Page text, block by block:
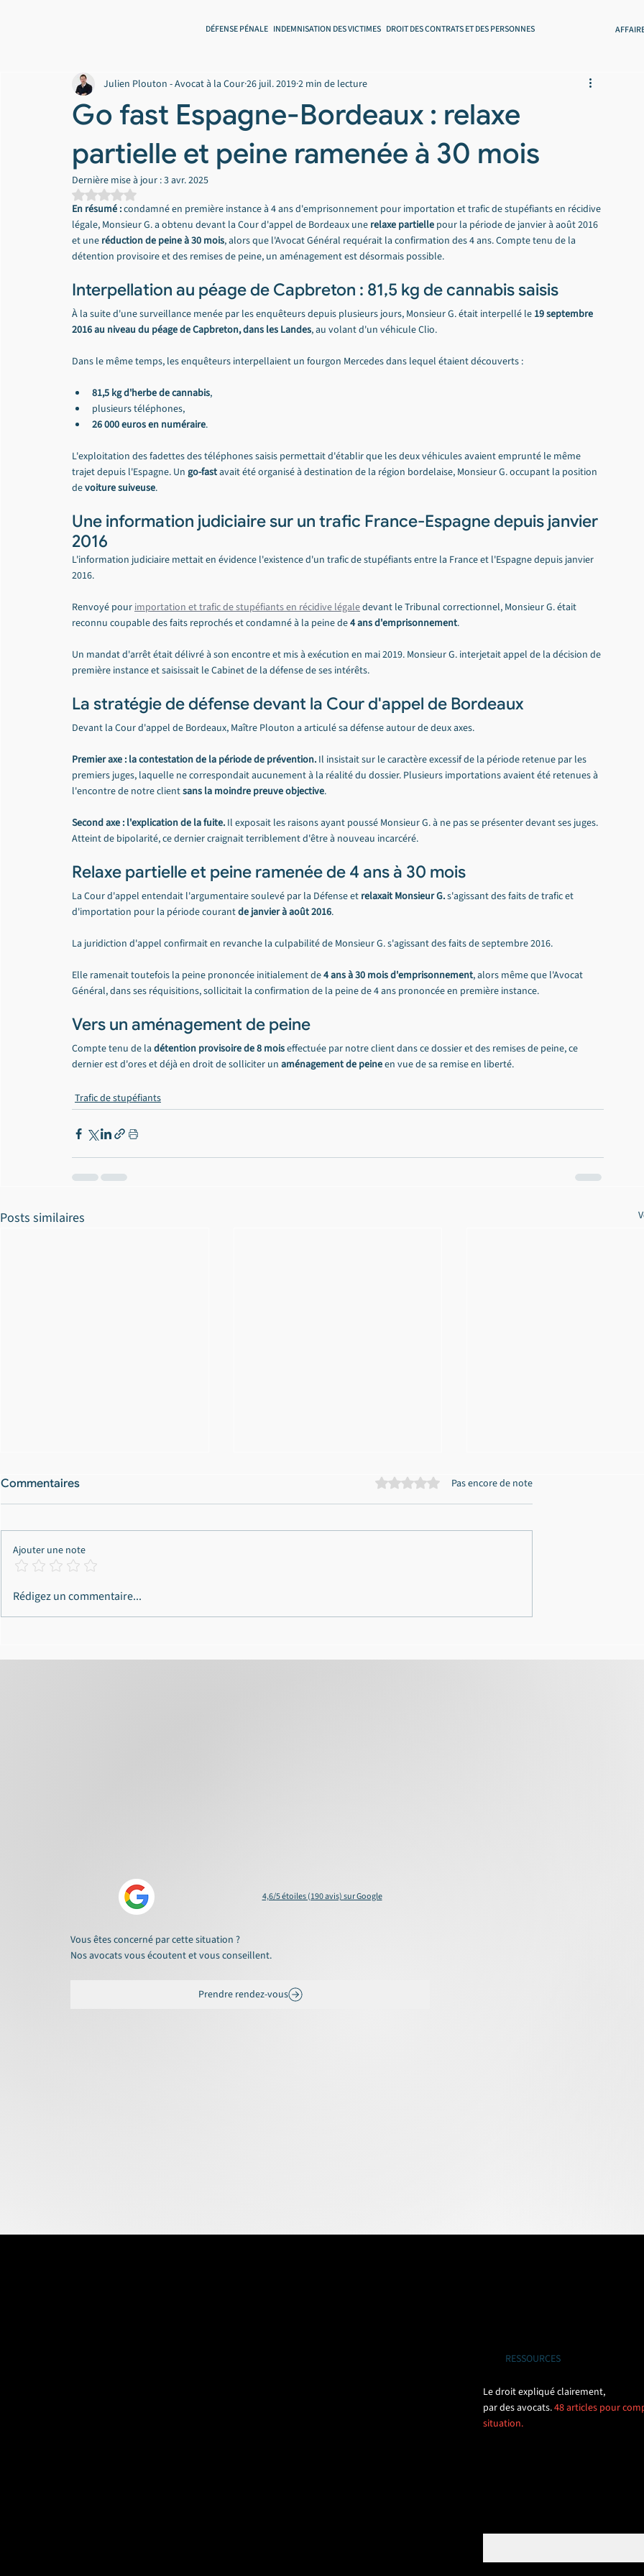
DÉFENSE PÉNALE INDEMNISATION DES VICTIMES DROIT DES CONTRATS ET DES PERSONNES
Go fast Espagne-Bordeaux : relaxe
partielle et peine ramenée à 30 mois
Julien Plouton - Avocat à la Cour26 juil. 20192 min de lecture
Dernière mise à jour :3 avr. 2025
Noté NaN étoiles sur 5.
En résumé : condamné en première instance à 4 ans d'emprisonnement pour importation et trafic de stupéfiants en récidive
légale, Monsieur G. a obtenu devant la Cour d'appel de Bordeaux une relaxe partielle pour la période de janvier à août 2016
et une réduction de peine à 30 mois, alors que l'Avocat Général requérait la confirmation des 4 ans. Compte tenu de la
détention provisoire et des remises de peine, un aménagement est désormais possible.
Interpellation au péage de Capbreton : 81,5 kg de cannabis saisis
À la suite d'une surveillance menée par les enquêteurs depuis plusieurs jours, Monsieur G. était interpellé le 19 septembre
2016 au niveau du péage de Capbreton, dans les Landes, au volant d'un véhicule Clio.
Dans le même temps, les enquêteurs interpellaient un fourgon Mercedes dans lequel étaient découverts :
81,5 kg d'herbe de cannabis,
plusieurs téléphones,
26 000 euros en numéraire.
L'exploitation des fadettes des téléphones saisis permettait d'établir que les deux véhicules avaient emprunté le même
trajet depuis l'Espagne. Un go-fast avait été organisé à destination de la région bordelaise, Monsieur G. occupant la position
de voiture suiveuse.
Une information judiciaire sur un trafic France-Espagne depuis janvier
2016
L'information judiciaire mettait en évidence l'existence d'un trafic de stupéfiants entre la France et l'Espagne depuis janvier
2016.
Renvoyé pour importation et trafic de stupéfiants en récidive légale devant le Tribunal correctionnel, Monsieur G. était
reconnu coupable des faits reprochés et condamné à la peine de 4 ans d'emprisonnement.
Un mandat d'arrêt était délivré à son encontre et mis à exécution en mai 2019. Monsieur G. interjetait appel de la décision de
première instance et saisissait le Cabinet de la défense de ses intérêts.
La stratégie de défense devant la Cour d'appel de Bordeaux
Devant la Cour d'appel de Bordeaux, Maître Plouton a articulé sa défense autour de deux axes.
Premier axe : la contestation de la période de prévention. Il insistait sur le caractère excessif de la période retenue par les
premiers juges, laquelle ne correspondait aucunement à la réalité du dossier. Plusieurs importations avaient été retenues à
l'encontre de notre client sans la moindre preuve objective.
Second axe : l'explication de la fuite. Il exposait les raisons ayant poussé Monsieur G. à ne pas se présenter devant ses juges.
Atteint de bipolarité, ce dernier craignait terriblement d'être à nouveau incarcéré.
Relaxe partielle et peine ramenée de 4 ans à 30 mois
La Cour d'appel entendait l'argumentaire soulevé par la Défense et relaxait Monsieur G. s'agissant des faits de trafic et
d'importation pour la période courant de janvier à août 2016.
La juridiction d'appel confirmait en revanche la culpabilité de Monsieur G. s'agissant des faits de septembre 2016.
Elle ramenait toutefois la peine prononcée initialement de 4 ans à 30 mois d'emprisonnement, alors même que l'Avocat
Général, dans ses réquisitions, sollicitait la confirmation de la peine de 4 ans prononcée en première instance.
Vers un aménagement de peine
Compte tenu de la détention provisoire de 8 mois effectuée par notre client dans ce dossier et des remises de peine, ce
dernier est d'ores et déjà en droit de solliciter un aménagement de peine en vue de sa remise en liberté.
Trafic de stupéfiants
Posts similaires
Trafic de stupéfiants à
ferme, notre client est libéré
bande organisée
Commentaires Noté 0 étoile sur 5.Pas encore de note
Ajouter une note
Rédigez un commentaire...
4,6/5 étoiles (190 avis) sur Google
Vous êtes concerné par cette situation ?
Nos avocats vous écoutent et vous conseillent.
Prendre rendez-vous
RESSOURCES
Le droit expliqué clairement,
par des avocats.48 articles pour
situation.